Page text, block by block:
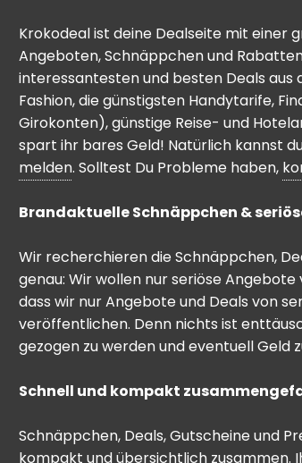
Krokodeal ist deine Dealseite mit einer
Angeboten, Schnäppchen und
interessantesten und besten Deals aus
Fashion, die günstigsten Handytarife,
Girokonten), günstige Reise- und
spart ihr bares Geld! Natürlich kannst
melden. Solltest Du Probleme haben,
Brandaktuelle Schnäppchen &
Wir recherchieren die Schnäppchen,
genau: Wir wollen nur seriöse
dass wir nur Angebote und Deals von
veröffentlichen. Denn nichts ist
gezogen zu werden und eventuell Geld
Schnell und kompakt
Schnäppchen, Deals, Gutscheine und
kompakt und übersichtlich zusammen.